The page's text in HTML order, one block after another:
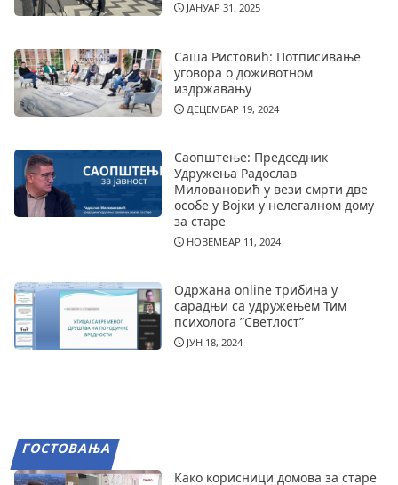
ЈАНУАР 31, 2025
Саша Ристовић: Потписивање
уговора о доживотном
издржавању
ДЕЦЕМБАР 19, 2024
Саопштење: Председник
Удружења Радослав
Миловановић у вези смрти две
особе у Војки у нелегалном дому
за старе
НОВЕМБАР 11, 2024
Одржана online трибина у
сарадњи са удружењем Тим
психолога ”Светлост”
ЈУН 18, 2024
ГОСТОВАЊА
Како корисници домова за старе